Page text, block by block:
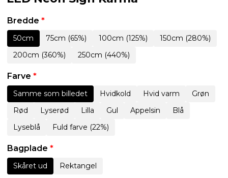
Bredde *
50cm 75cm (65%) 100cm (125%)
150cm (280%)
200cm (360%)
250cm (440%)
Farve *
Samme som billedet Hvidkold Hvid varm
Grøn
Rød
Lyserød Lilla Gul Appelsin
Blå
Lyseblå
Fuld farve (22%)
Bagplade *
Skåret ud Rektangel